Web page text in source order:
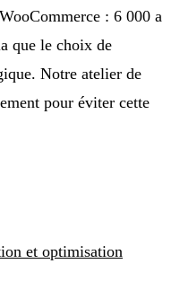
: 6 000 a
que le choix de
Notre atelier de
pour éviter cette
et optimisation